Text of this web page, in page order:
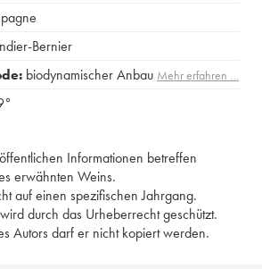
Bernier
biodynamischer Anbau Mehr erfahren …
Informationen betreffen
erwähnten Weins.
auf einen spezifischen Jahrgang.
durch das Urheberrecht geschützt.
Autors darf er nicht kopiert werden.